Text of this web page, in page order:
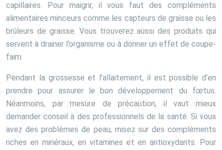
capillaires. Pour maigrir, il vous faut des compléments
alimentaires minceurs comme les capteurs de graisse ou les
brûleurs de graisse. Vous trouverez aussi des produits qui
servent à drainer l’organisme ou à donner un effet de coupe-
faim.
Pendant la grossesse et l’allaitement, il est possible d’en
prendre pour assurer le bon développement du fœtus.
Néanmoins, par mesure de précaution, il vaut mieux
demander conseil à des professionnels de la santé. Si vous
avez des problèmes de peau, misez sur des compléments
riches en minéraux, en vitamines et en antioxydants. Pour